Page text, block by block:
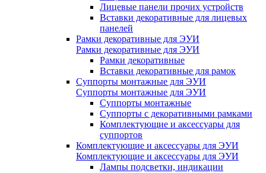
Лицевые панели прочих устройств
Вставки декоративные для лицевых
панелей
Рамки декоративные для ЭУИ
Рамки декоративные для ЭУИ
Рамки декоративные
Вставки декоративные для рамок
Суппорты монтажные для ЭУИ
Суппорты монтажные для ЭУИ
Суппорты монтажные
Суппорты с декоративными рамками
Комплектующие и аксессуары для
суппортов
Комплектующие и аксессуары для ЭУИ
Комплектующие и аксессуары для ЭУИ
Лампы подсветки, индикации